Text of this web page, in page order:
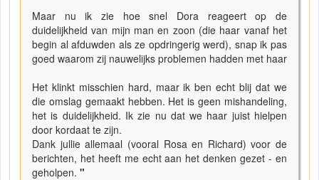
Maar nu ik zie hoe snel Dora reageert op de
duidelijkheid van mijn man en zoon (die haar vanaf het
begin al afduwden als ze opdringerig werd), snap ik pas
goed waarom zij nauwelijks problemen hadden met haar
Het klinkt misschien hard, maar ik ben echt blij dat we
die omslag gemaakt hebben. Het is geen mishandeling,
het is duidelijkheid. Ik zie nu dat we haar juist hielpen
door kordaat te zijn.
Dank jullie allemaal (vooral Rosa en Richard) voor de
berichten, het heeft me echt aan het denken gezet - en
geholpen. "